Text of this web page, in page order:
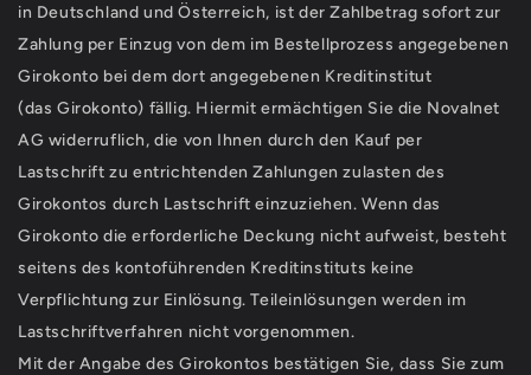
in Deutschland und Österreich, ist der Zahlbetrag sofort zur
Zahlung per Einzug von dem im Bestellprozess angegebenen
Girokonto bei dem dort angegebenen Kreditinstitut
(das Girokonto) fällig. Hiermit ermächtigen Sie die Novalnet
AG widerruflich, die von Ihnen durch den Kauf per
Lastschrift zu entrichtenden Zahlungen zulasten des
Girokontos durch Lastschrift einzuziehen. Wenn das
Girokonto die erforderliche Deckung nicht aufweist, besteht
seitens des kontoführenden Kreditinstituts keine
Verpflichtung zur Einlösung. Teileinlösungen werden im
Lastschriftverfahren nicht vorgenommen.
Mit der Angabe des Girokontos bestätigen Sie, dass Sie zum